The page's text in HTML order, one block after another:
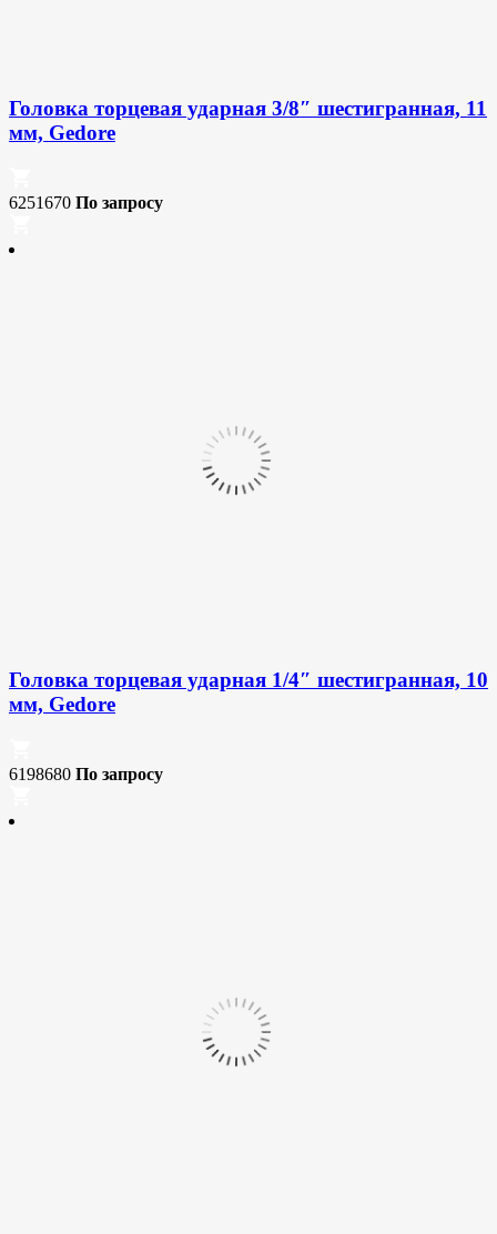
Головка торцевая ударная 3/8″ шестигранная, 11
мм, Gedore
6251670 По запросу
Головка торцевая ударная 1/4″ шестигранная, 10
мм, Gedore
6198680 По запросу